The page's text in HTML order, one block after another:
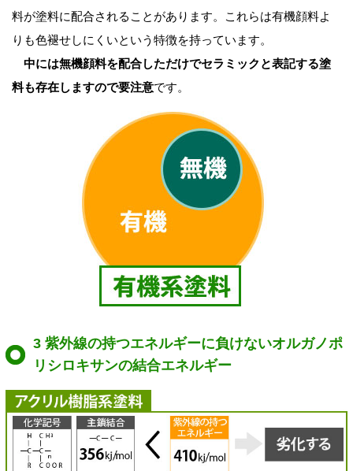
料が塗料に配合されることがあります。これらは有機顔料よ
りも色褪せしにくいという特徴を持っています。
中には無機顔料を配合しただけでセラミックと表記する塗
料も存在しますので要注意です。
3 紫外線の持つエネルギーに負けないオルガノポ
リシロキサンの結合エネルギー